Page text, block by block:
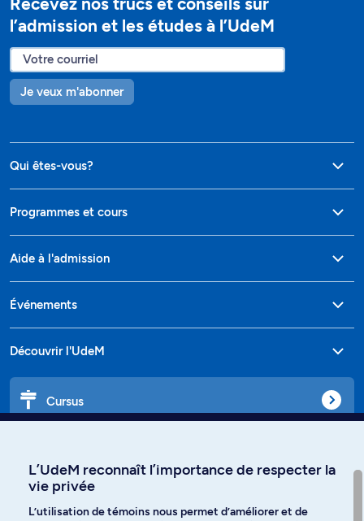
l’admission et les études à l’UdeM
Je veux m'abonner
Qui êtes-vous?
Programmes et cours
Aide à l'admission
Événements
Découvrir l'UdeM
Cursus
L’UdeM reconnaît l’importance de respecter la
vie privée
L’utilisation de témoins nous permet d’améliorer et de